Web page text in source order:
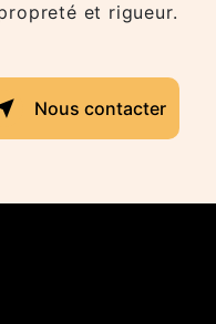
et rigueur.
Nous contacter